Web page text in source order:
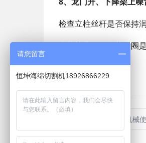
检查立柱丝杆是否保持
检查立柱、滑套密封圈
：东莞海绵机械
请您留言
恒坤海绵切割机18926866229